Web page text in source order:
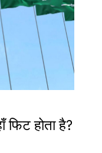
होता है?